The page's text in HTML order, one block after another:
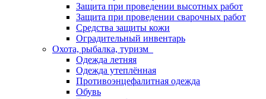
Защита при проведении высотных работ
Защита при проведении сварочных работ
Средства защиты кожи
Оградительный инвентарь
Охота, рыбалка, туризм
Одежда летняя
Одежда утеплённая
Противоэнцефалитная одежда
Обувь